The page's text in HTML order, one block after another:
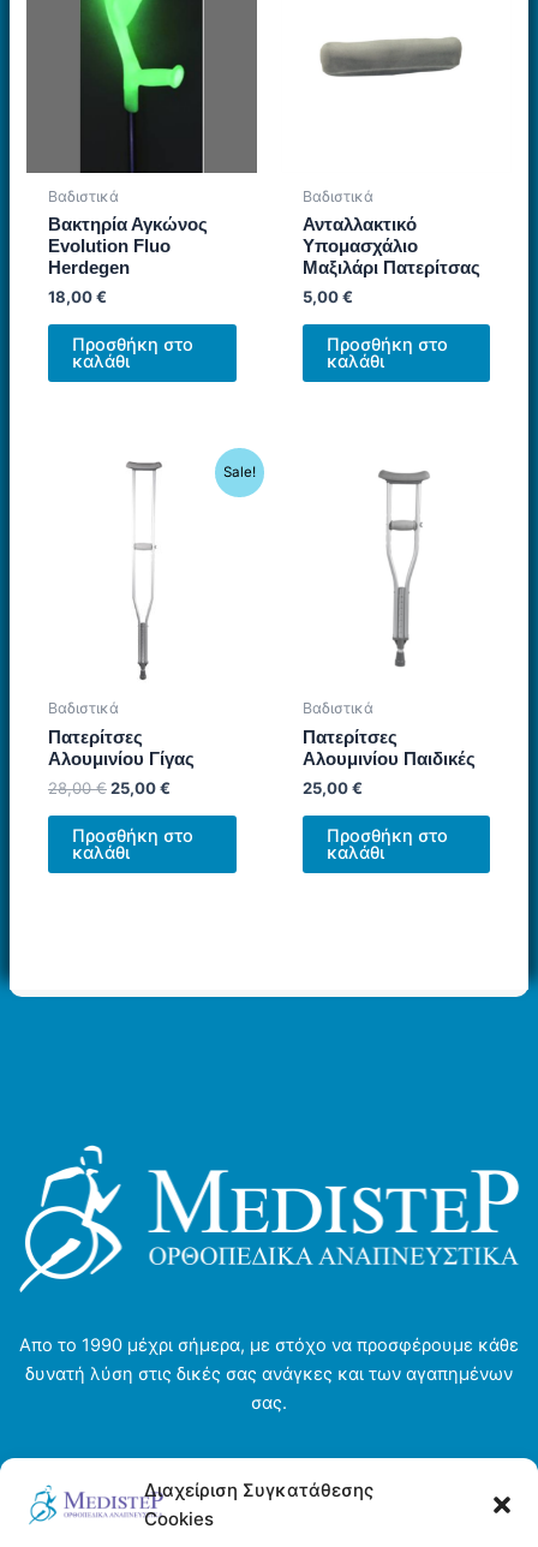
Διαχείριση Συγκατάθεσης
Cookies
Βαδιστικά
Βακτηρία Αγκώνος
Evolution Fluo
Herdegen
18,00€
Προσθήκη στο
καλάθι
Βαδιστικά
Ανταλλακτικό
Υπομασχάλιο
Μαξιλάρι Πατερίτσας
5,00€
Προσθήκη στο
καλάθι
Sale!
Βαδιστικά
Πατερίτσες
Αλουμινίου Γίγας
28,00€Original
was:
28,00 €.
25,00€Η
είναι:
Προσθήκη στο
καλάθι
Βαδιστικά
Πατερίτσες
Αλουμινίου Παιδικές
25,00€
Προσθήκη στο
καλάθι
Απο το 1990 μέχρι σήμερα, με στόχο να προσφέρουμε κάθε
δυνατή λύση στις δικές σας ανάγκες και των αγαπημένων
σας.
Ενοικιάσεις